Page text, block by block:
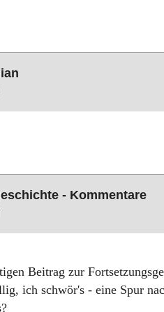
- Kommentare
Beitrag zur
ich schwör's - eine Spur